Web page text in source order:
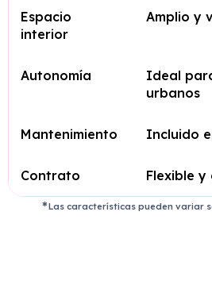
Espacio
interior
Amplio y
Autonomía
Ideal
urbanos
Mantenimiento Incluido
Contrato Flexible
Las características pueden variar